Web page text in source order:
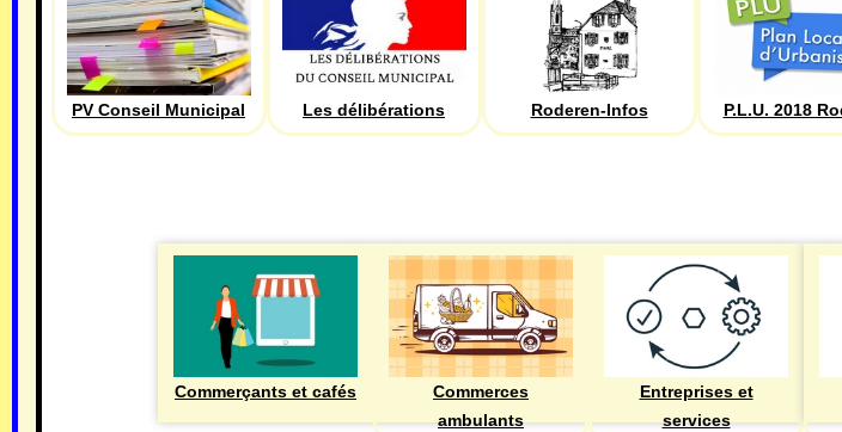
PV Conseil Municipal Les délibérations Roderen-Infos P.L.U. 2018
Commerçants et cafés
Commerces
ambulants
Entreprises et
services